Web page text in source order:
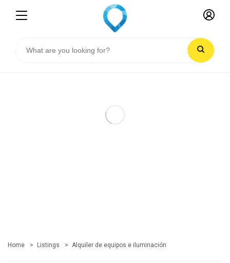
Home Listings Alquiler de equipos e iluminación